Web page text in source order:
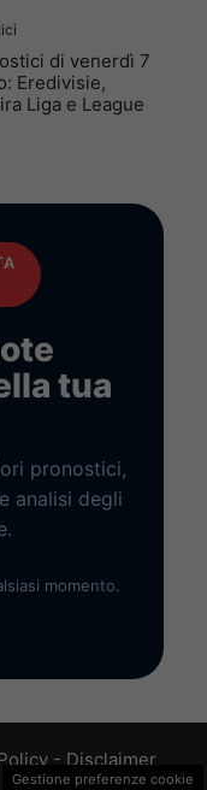
di venerdì 7
Eredivisie,
Liga e League
tua
pronostici,
analisi degli
momento.
- Disclaimer
Gestione preferenze cookie